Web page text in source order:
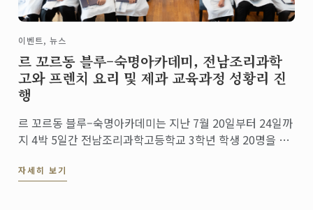
이벤트, 뉴스
르 꼬르동 블루–숙명아카데미, 전남조리과학
고와 프렌치 요리 및 제과 교육과정 성황리 진
행
르 꼬르동 블루–숙명아카데미는 지난 7월 20일부터 24일까
지 4박 5일간 전남조리과학고등학교 3학년 학생 20명을 대
자세히 보기